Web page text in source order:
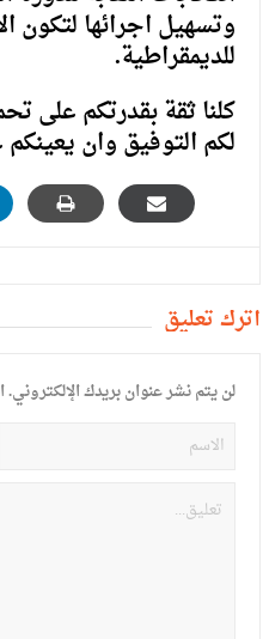
وتسهيل اجرائها لتكون
للديمقراطية.
كلنا ثقة بقدرتكم على
لكم التوفيق وان
أترك تعليق
لن يتم نشر عنوان بريدك الإلكتروني.